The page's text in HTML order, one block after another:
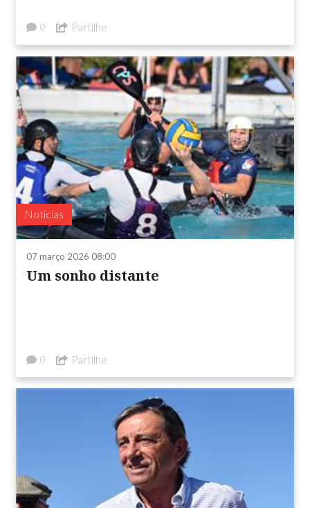
0 Partilhe
Notícias
07 março 2026 08:00
Um sonho distante
0 Partilhe